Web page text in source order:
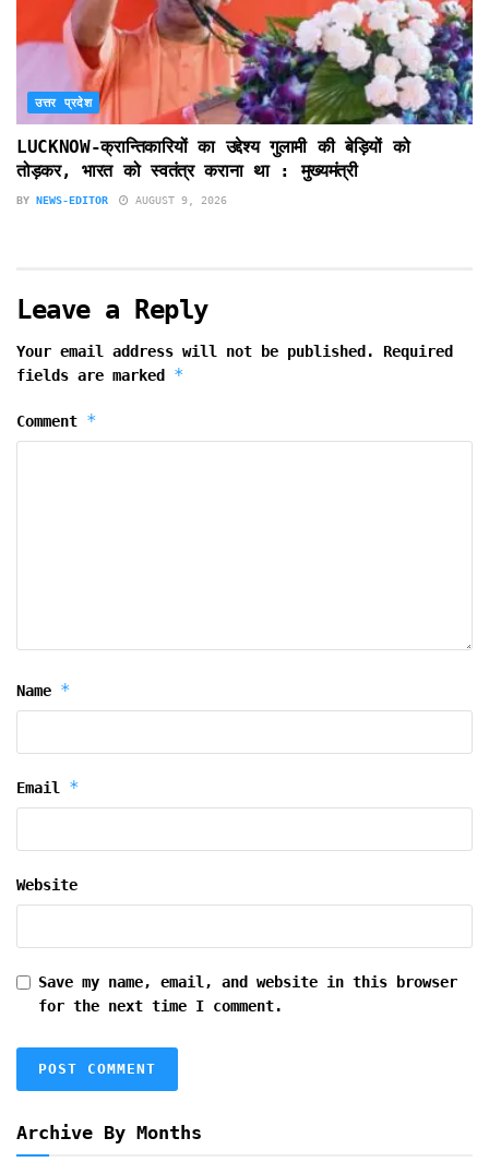
उत्तर प्रदेश
LUCKNOW-क्रान्तिकारियों का उद्देश्य गुलामी की बेड़ियों को
तोड़कर, भारत को स्वतंत्र कराना था : मुख्यमंत्री
BY NEWS-EDITOR AUGUST 9, 2026
Leave a Reply
Your email address will not be published.
Required
fields are marked *
Comment *
Name *
Email *
Website
Save my name, email, and website in this browser
for the next time I comment.
Archive By Months